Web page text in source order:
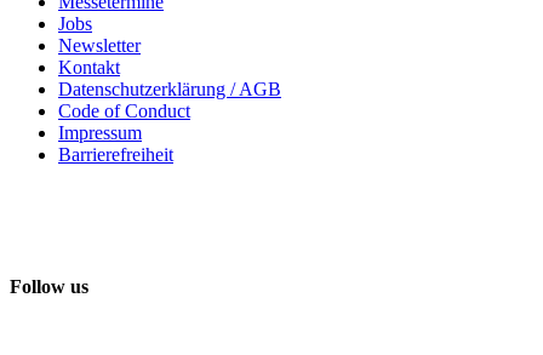
Jobs
Newsletter
Kontakt
Datenschutzerklärung / AGB
Code of Conduct
Impressum
Barrierefreiheit
Follow us